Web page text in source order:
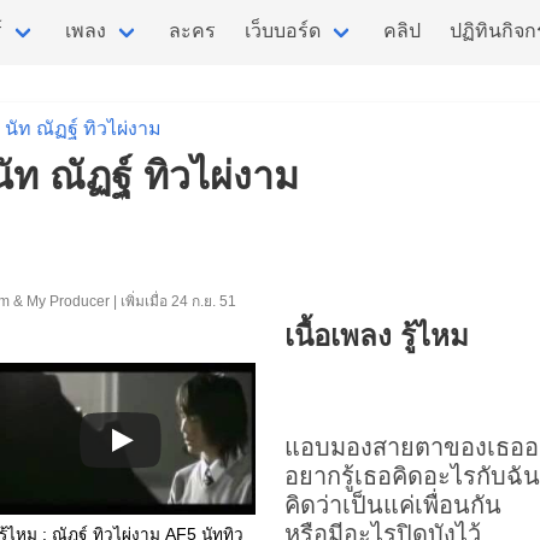
เพลง ละคร เว็บบอร์ด คลิป ปฏิทินกิจก
นัท ณัฏฐ์ ทิวไผ่งาม
ท ณัฏฐ์ ทิวไผ่งาม
& My Producer | เพิ่มเมื่อ 24 ก.ย. 51
ไหม : ณัฎฐ์ ทิวไผ่งาม AF5 นัททิว
เนื้อเพลง รู้ไหม
แอบมองสายตาของเธอ
อยากรู้เธอคิดอะไรกับฉัน
คิดว่าเป็นแค่เพื่อนกัน
หรือมีอะไรปิดบังไว้